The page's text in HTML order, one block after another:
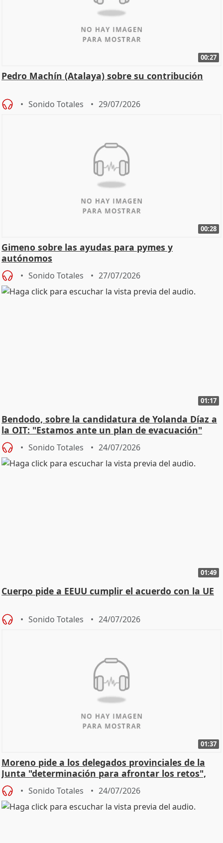
00:27
Pedro Machín (Atalaya) sobre su contribución
Sonido Totales 29/07/2026
00:28
Gimeno sobre las ayudas para pymes y
autónomos
Sonido Totales 27/07/2026
01:17
Bendodo, sobre la candidatura de Yolanda Díaz a
la OIT: "Estamos ante un plan de evacuación"
Sonido Totales 24/07/2026
01:49
Cuerpo pide a EEUU cumplir el acuerdo con la UE
Sonido Totales 24/07/2026
01:37
Moreno pide a los delegados provinciales de la
Junta "determinación para afrontar los retos",
diálog
Sonido Totales 24/07/2026